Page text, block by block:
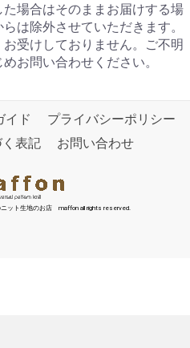
場合はそのままお届けする場
は除外させていただきます。
受けしておりません。ご不明
お問い合わせください。
イド
プライバシーポリシー
表記
お問い合わせ
ット生地のお店 maffon all rights reserved.